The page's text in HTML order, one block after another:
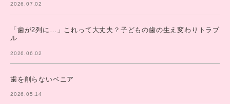
2026.07.02
「歯が2列に…」これって大丈夫？子どもの歯の生え変わりトラブ
ル
2026.06.02
歯を削らないベニア
2026.05.14